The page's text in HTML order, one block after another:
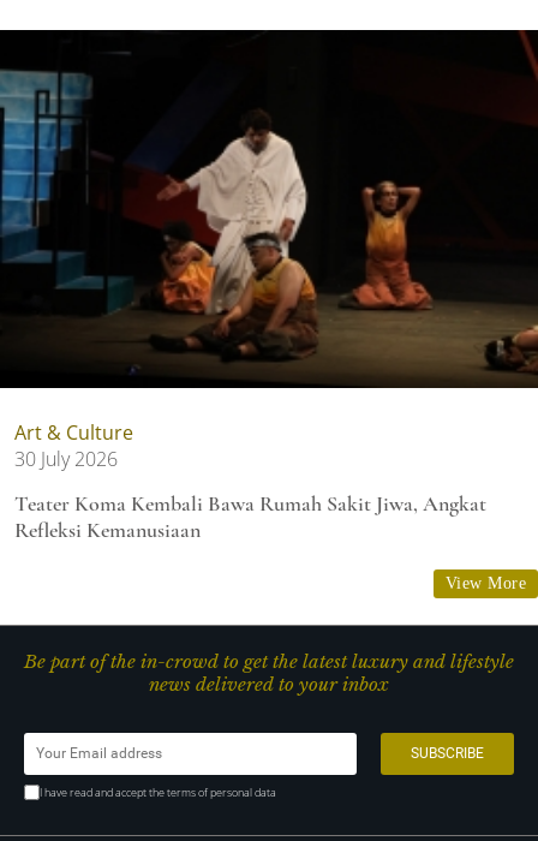
Art & Culture
30 July 2026
Teater Koma Kembali Bawa Rumah Sakit Jiwa, Angkat
Refleksi Kemanusiaan
View More
Be part of the in-crowd to get the latest luxury and lifestyle
news delivered to your inbox
I have read and accept the terms of personal data